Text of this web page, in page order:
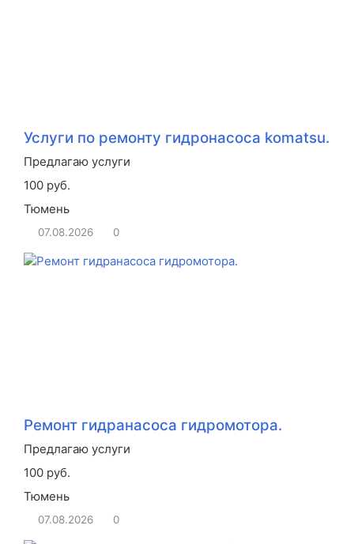
Услуги по ремонту гидронасоса komatsu.
Предлагаю услуги
100 руб.
Тюмень
07.08.2026 0
Ремонт гидранасоса гидромотора.
Предлагаю услуги
100 руб.
Тюмень
07.08.2026 0